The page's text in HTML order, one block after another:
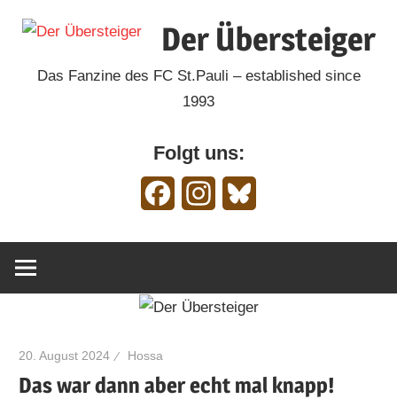
Inhalt
Der Übersteiger
Das Fanzine des FC St.Pauli – established since
1993
Folgt uns:
FacebookInstagram
20. August 2024 Hossa
Das war dann aber echt mal knapp!